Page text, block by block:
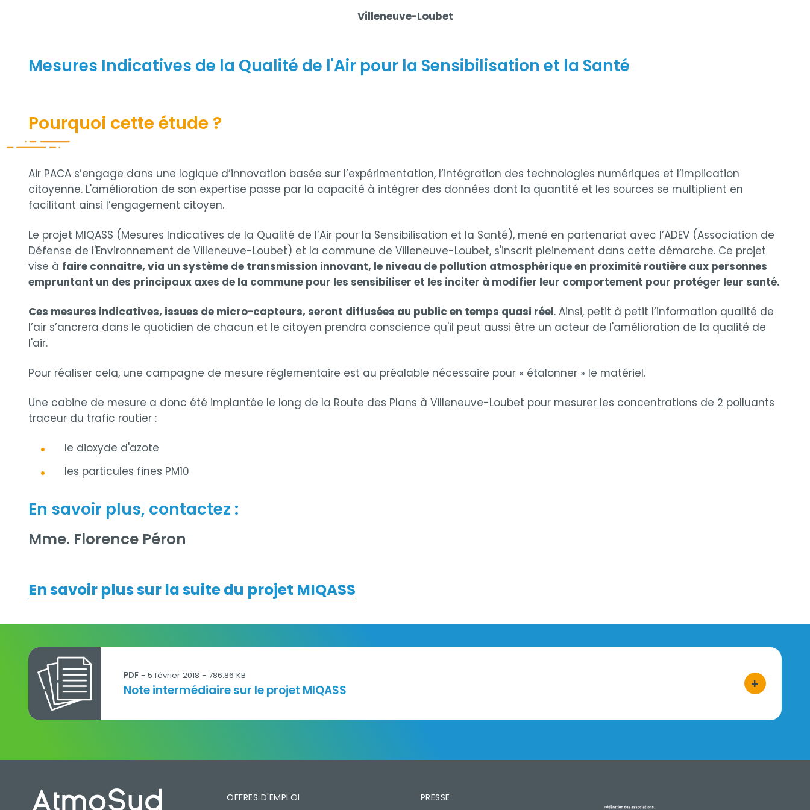
Villeneuve-Loubet
Mesures Indicatives de la Qualité de l'Air pour la Sensibilisation et la Santé
Pourquoi cette étude ?
Air PACA s’engage dans une logique d’innovation basée sur l’expérimentation, l’intégration des technologies numériques et l’implication
citoyenne. L'amélioration de son expertise passe par la capacité à intégrer des données dont la quantité et les sources se multiplient en
facilitant ainsi l’engagement citoyen.
Le projet MIQASS (Mesures Indicatives de la Qualité de l’Air pour la Sensibilisation et la Santé), mené en partenariat avec l’ADEV (Association de
Défense de l'Environnement de Villeneuve-Loubet) et la commune de Villeneuve-Loubet, s'inscrit pleinement dans cette démarche. Ce projet
vise à faire connaitre, via un système de transmission innovant, le niveau de pollution atmosphérique en proximité routière aux personnes
empruntant un des principaux axes de la commune pour les sensibiliser et les inciter à modifier leur comportement pour protéger leur santé.
Ces mesures indicatives, issues de micro-capteurs, seront diffusées au public en temps quasi réel. Ainsi, petit à petit l’information qualité de
l’air s’ancrera dans le quotidien de chacun et le citoyen prendra conscience qu'il peut aussi être un acteur de l'amélioration de la qualité de
l'air.
Pour réaliser cela, une campagne de mesure réglementaire est au préalable nécessaire pour « étalonner » le matériel.
Une cabine de mesure a donc été implantée le long de la Route des Plans à Villeneuve-Loubet pour mesurer les concentrations de 2 polluants
traceur du trafic routier :
le dioxyde d'azote
les particules fines PM10
En savoir plus, contactez :
Mme. Florence Péron
En savoir plus sur la suite du projet MIQASS
180205_airpaca_note_mesures_miqass_villeneuve-loubet_06.pdf
PDF- 5 février 2018 - 786.86 KB
Titre
Note intermédiaire sur le projet MIQASS +
bouton
PIED DE PAGE OFFRES D'EMPLOI
PRESSE